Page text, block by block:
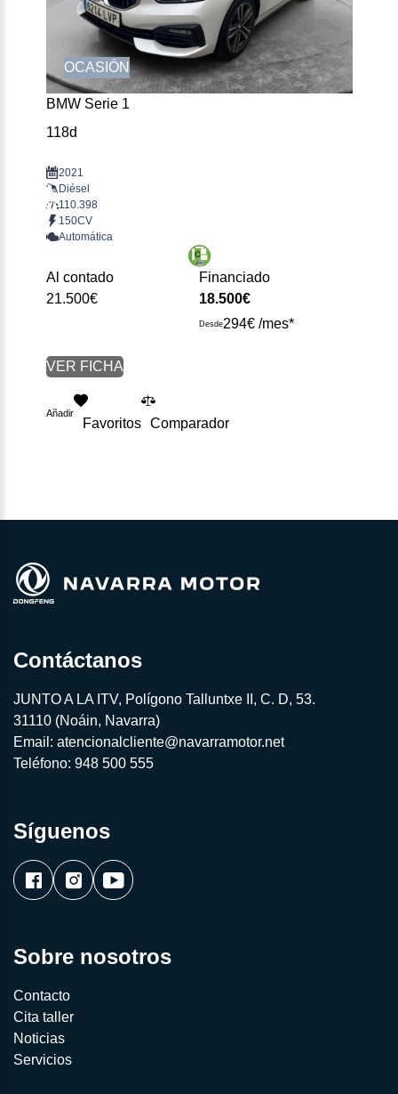
OCASIÓN
BMW Serie 1
118d
2021
Diésel
110.398
150CV
Automática
Al contado
21.500€
Financiado
18.500€
Desde294€ /mes*
VER FICHA
Añadir
Favoritos Comparador
Contáctanos
JUNTO A LA ITV, Polígono Talluntxe II, C. D, 53.
31110 (Noáin, Navarra)
Email: atencionalcliente@navarramotor.net
Teléfono: 948 500 555
Síguenos
Sobre nosotros
Contacto
Cita taller
Noticias
Servicios